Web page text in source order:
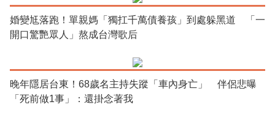
婚變尪落跑！單親媽「獨扛千萬債養孩」到處躲黑道 「一
開口驚艷眾人」熬成台灣歌后
晚年隱居台東！68歲名主持失蹤「車內身亡」 伴侶悲曝
「死前做1事」：還掛念著我